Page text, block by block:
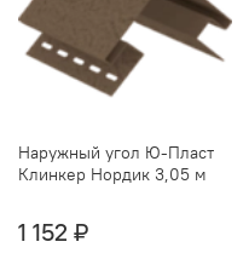
Наружный угол Ю-Пласт
Клинкер Нордик 3,05 м
1 152 ₽